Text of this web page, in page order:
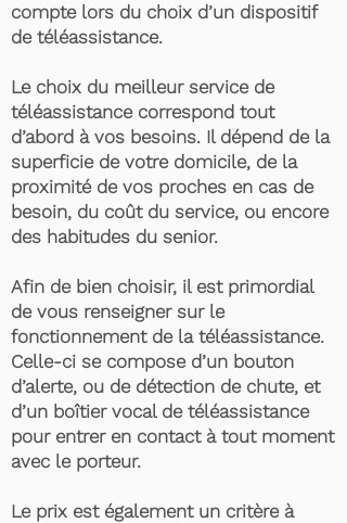
compte lors du choix d’un dispositif
de téléassistance.
Le choix du meilleur service de
téléassistance correspond tout
d’abord à vos besoins. Il dépend de la
superficie de votre domicile, de la
proximité de vos proches en cas de
besoin, du coût du service, ou encore
des habitudes du senior.
Afin de bien choisir, il est primordial
de vous renseigner sur le
fonctionnement de la téléassistance.
Celle-ci se compose d’un bouton
d’alerte, ou de détection de chute, et
d’un boîtier vocal de téléassistance
pour entrer en contact à tout moment
avec le porteur.
Le prix est également un critère à